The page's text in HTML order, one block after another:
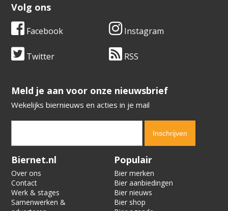
Volg ons
Facebook Instagram
Twitter RSS
​​​​​​​Meld je aan voor onze nieuwsbrief
Wekelijks biernieuws en acties in je mail
Verification code:
Biernet.nl
Over ons
Contact
Werk & stages
Samenwerken &
Populair
Bier merken
Bier aanbiedingen
Bier nieuws
Bier shop